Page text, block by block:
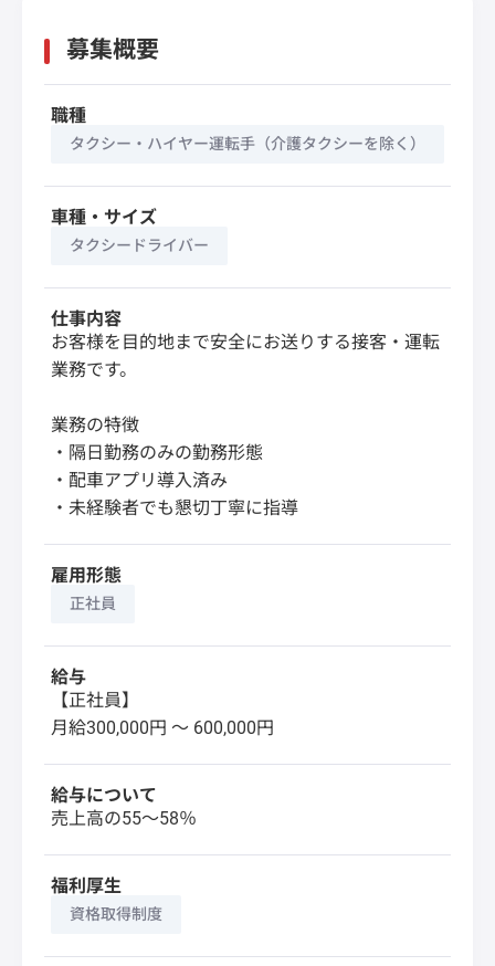
募集概要
職種
タクシー・ハイヤー運転手（介護タクシーを除く）
車種・サイズ
タクシードライバー
仕事内容
お客様を目的地まで安全にお送りする接客・運転
業務です。
業務の特徴
・隔日勤務のみの勤務形態
・配車アプリ導入済み
・未経験者でも懇切丁寧に指導
雇用形態
正社員
給与
【正社員】
月給300,000円 〜 600,000円
給与について
売上高の55～58％
福利厚生
資格取得制度